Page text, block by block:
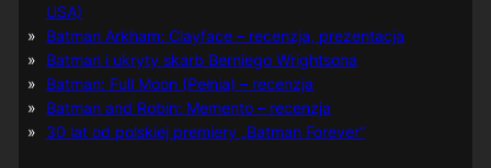
USA)
Batman Arkham: Clayface – recenzja, prezentacja
Batman i ukryty skarb Berniego Wrightsona
Batman: Full Moon (Pełnia) – recenzja
Batman and Robin: Memento – recenzja
30 lat od polskiej premiery „Batman Forever”